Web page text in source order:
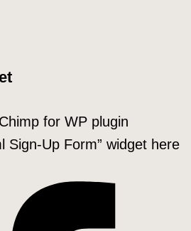
for WP plugin
Sign-Up Form” widget here